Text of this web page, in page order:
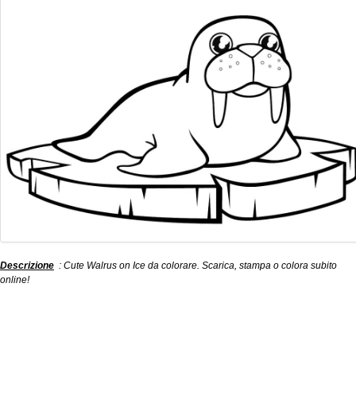
Descrizione : Cute Walrus on Ice da colorare. Scarica, stampa o colora subito
online!